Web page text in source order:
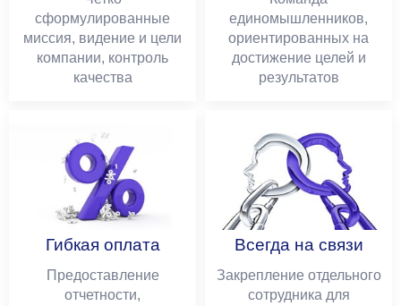
сформулированные
миссия, видение и цели
компании, контроль
качества
единомышленников,
ориентированных на
достижение целей и
результатов
Гибкая оплата
Предоставление
отчетности,
Всегда на связи
Закрепление отдельного
сотрудника для